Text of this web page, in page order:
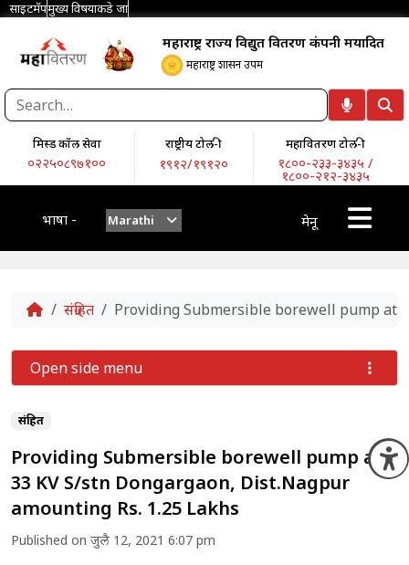
साइटमॅपमुख्य विषयाकडे जा
महाराष्ट्र राज्य विद्युत वितरण कंपनी मर्यादित
महाराष्ट्र शासन उपक्रम
मिस्ड कॉल सेवा
०२२५०८९७१००
राष्ट्रीय टोल-फ्री
१९१२/१९१२०
महावितरण टोल-फ्री
१८००-२३३-३४३५ /
१८००-२१२-३४३५
भाषा - Marathi मेनू
Home
संग्रहित Providing Submersible borewell pump at
संग्रहित
Providing Submersible borewell pump at
33 KV S/stn Dongargaon, Dist.Nagpur
amounting Rs. 1.25 Lakhs
Published on जुलै 12, 2021 6:07 pm
Open side menu